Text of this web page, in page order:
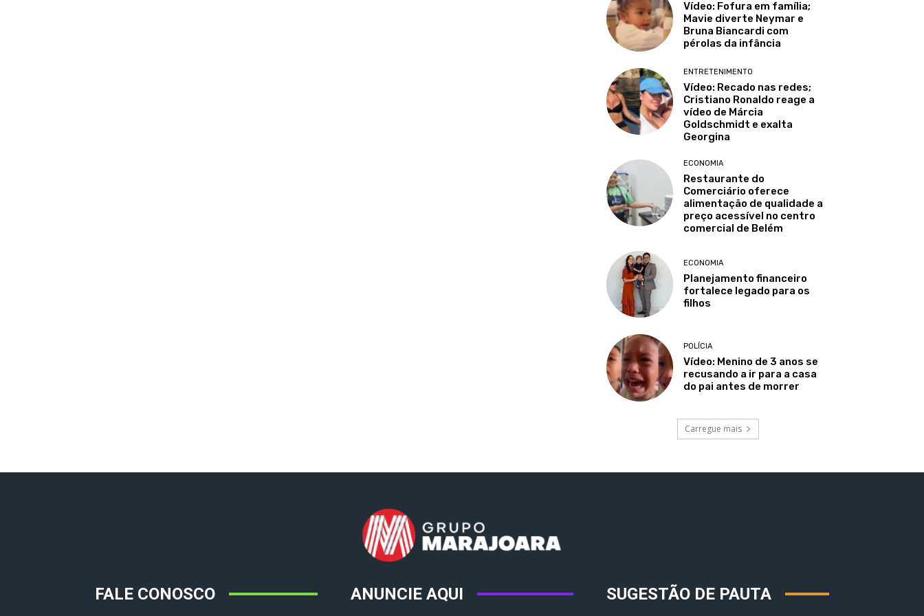
Vídeo: Fofura em família;
Mavie diverte Neymar e
Bruna Biancardi com
pérolas da infância
ENTRETENIMENTO
Vídeo: Recado nas redes;
Cristiano Ronaldo reage a
vídeo de Márcia
Goldschmidt e exalta
Georgina
ECONOMIA
Restaurante do
Comerciário oferece
alimentação de qualidade a
preço acessível no centro
comercial de Belém
ECONOMIA
Planejamento financeiro
fortalece legado para os
filhos
POLÍCIA
Vídeo: Menino de 3 anos se
recusando a ir para a casa
do pai antes de morrer
Carregue mais
FALE CONOSCO ANUNCIE AQUI SUGESTÃO DE PAUTA